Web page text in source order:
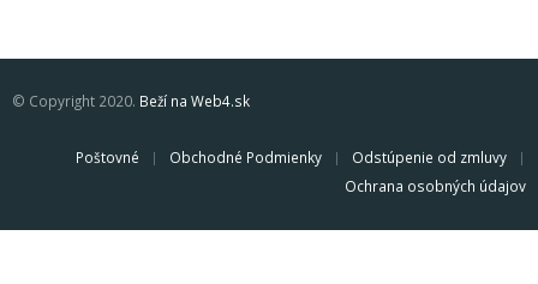
© Copyright 2020. Beží na Web4.sk
Poštovné Obchodné Podmienky
Odstúpenie od zmluvy
Ochrana osobných údajov